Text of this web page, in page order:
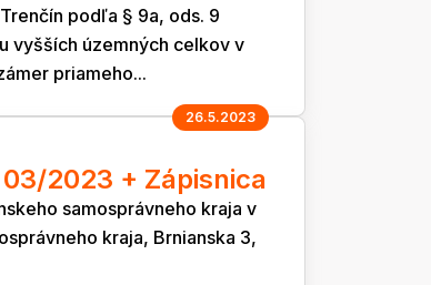
podľa § 9a, ods. 9
vyšších územných celkov v
priameho...
26.5.2023
2023 + Zápisnica
samosprávneho kraja v
kraja, Brnianska 3,